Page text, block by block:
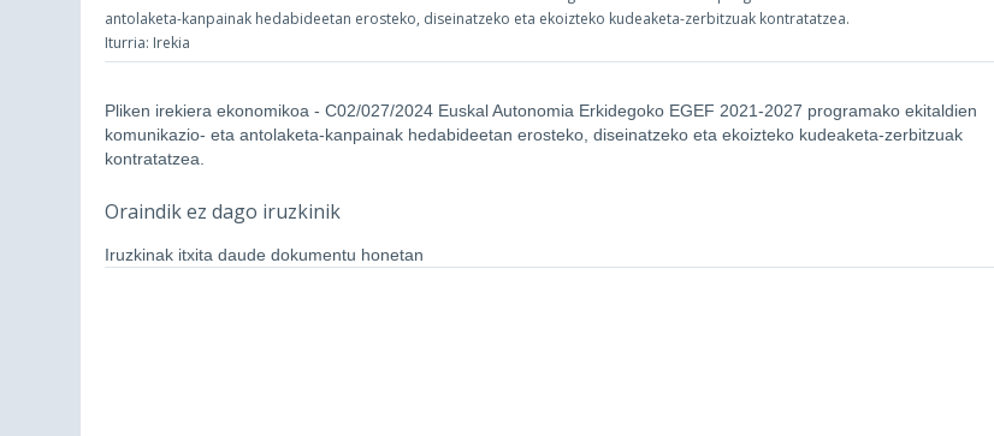
antolaketa-kanpainak hedabideetan erosteko, diseinatzeko eta ekoizteko kudeaketa-zerbitzuak kontratatzea.
Iturria: Irekia
Pliken irekiera ekonomikoa - C02/027/2024 Euskal Autonomia Erkidegoko EGEF 2021-2027 programako ekitaldien
komunikazio- eta antolaketa-kanpainak hedabideetan erosteko, diseinatzeko eta ekoizteko kudeaketa-zerbitzuak
kontratatzea.
Oraindik ez dago iruzkinik
Iruzkinak itxita daude dokumentu honetan